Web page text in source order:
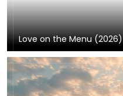
Love on the Menu (2026)